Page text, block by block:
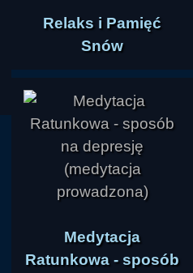
Relaks i Pamięć
Snów
Medytacja
Ratunkowa - sposób